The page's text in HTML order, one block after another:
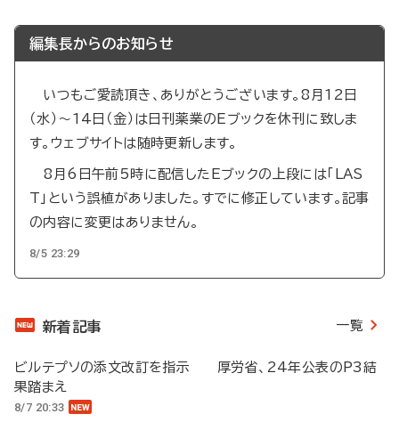
編集長からのお知らせ
いつもご愛読頂き、ありがとうございます。8月12日
（水）～14日（金）は日刊薬業のEブックを休刊に致しま
す。ウェブサイトは随時更新します。
8月6日午前5時に配信したEブックの上段には「LAS
T」という誤植がありました。すでに修正しています。記事
の内容に変更はありません。
8/5 23:29
新着記事 一覧
ビルテプソの添文改訂を指示 厚労省、24年公表のP3結
果踏まえ
8/7 20:33